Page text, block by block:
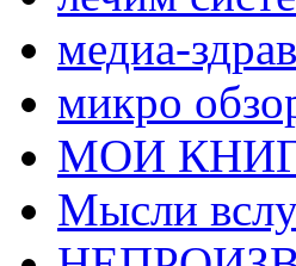
медиа-здрав
микро
МОИ
Мысли